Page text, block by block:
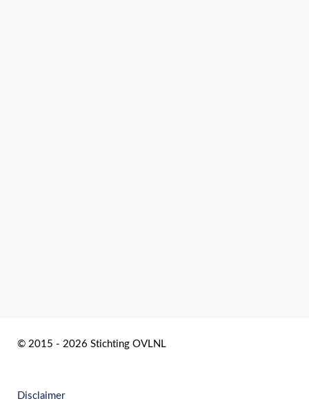
© 2015 - 2026 Stichting OVLNL
Disclaimer